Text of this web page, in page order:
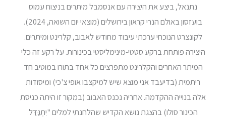
נתנאל, ביצע את היצירה עם אנסמבל מיתרים בניצוח עמוס
בועזסון באולם הנרי קראון בירושלים (מוצאי יום השואה, 2024).
לקונצרט הנוכחי ערכתי עיבוד מחודש לאבוב, קלרינט ומיתרים.
היצירה פותחת ברקע סטטי-מינימליסטי בכינורות. על רקע זה כלי
המיתר האחרים והקלרינט מתפרצים כל אחד בתורו במוטיב חד
ריתמית (בדיעבד אני מוצא שיש למיקצבו אופי צ'כי) ומיסודות
אלה בנוייה ההקדמה. אחריה נכנס האבוב (במקור זו היתה כניסת
הכינור סולו) בהצגת נושא הקדיש שהלחנתי למלים "יִתְגַּדַּל